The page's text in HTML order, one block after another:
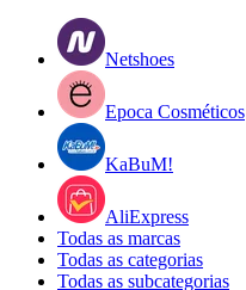
Netshoes
Epoca Cosméticos
KaBuM!
AliExpress
Todas as marcas
Todas as categorias
Todas as subcategorias